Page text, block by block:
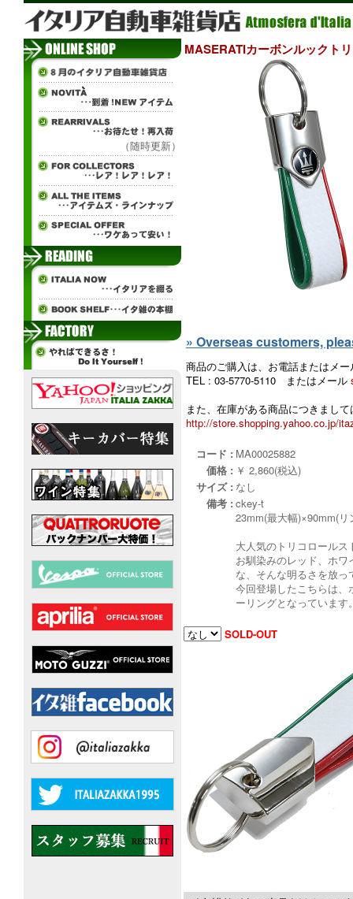
（随時更新）
MASERATIカーボンルックト
» Overseas customers,
商品のご購入は、お電話またはメ
TEL : 03-5770-5110 またはメール
また、在庫がある商品につきまし
http://store.shopping.yahoo.co.jp/
コード : MA00025882
価格 : ￥ 2,860(税込)
サイズ : なし
備考 : ckey-t
23mm(最大幅)×90mm(リ
大人気のトリコロール
お馴染みのレッド、ホ
な、そんな明るさを放っ
今回登場したこちらは
ーリングとなっていま
SOLD-OUT